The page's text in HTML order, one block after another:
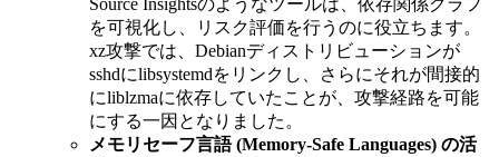
Source Insightsのようなツールは、依存関係グラフ
を可視化し、リスク評価を行うのに役立ちます。
xz攻撃では、Debianディストリビューションが
sshdにlibsystemdをリンクし、さらにそれが間接的
にliblzmaに依存していたことが、攻撃経路を可能
にする一因となりました。
メモリセーフ言語 (Memory-Safe Languages) の活